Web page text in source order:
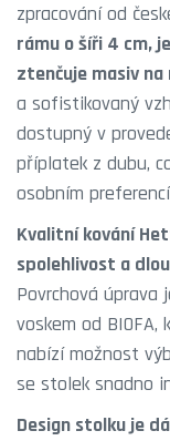
zpracování od
rámu o šíři 4 cm,
ztenčuje masiv na
a sofistikovaný
dostupný v
příplatek z dubu,
osobním
Kvalitní kování
spolehlivost a
Povrchová úprava
voskem od
nabízí možnost
se stolek snadno
Design stolku je